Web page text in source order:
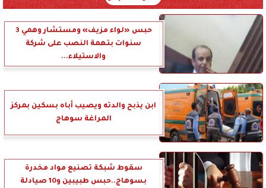
حبس «لواء مزيف» ومستشار وهمي 3
سنوات بتهمة النصب على شركة
والاستيلاء...
ابن يذبح والدته ويصيب أباه بسكين بمركز
المراغة سوهاج
سقوط شبكة تصنيع مواد مخدرة
بسوهاج..حبس طبيبين و10 صيادلة